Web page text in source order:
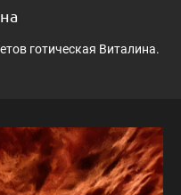
готическая Виталина.